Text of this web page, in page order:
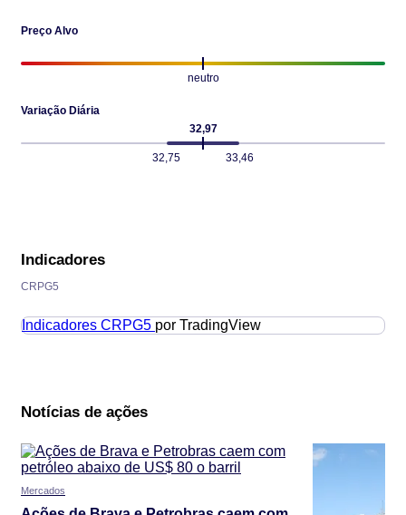
Preço Alvo
neutro
Variação Diária
32,97
32,75 33,46
Indicadores
CRPG5
Indicadores CRPG5 por TradingView
Notícias de ações
Mercados